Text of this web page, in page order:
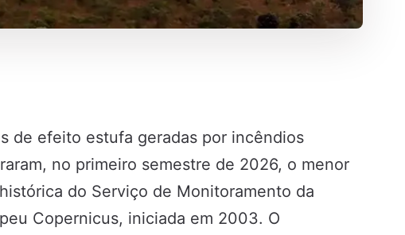
de efeito estufa geradas por incêndios
no primeiro semestre de 2026, o menor
do Serviço de Monitoramento da
Copernicus, iniciada em 2003. O